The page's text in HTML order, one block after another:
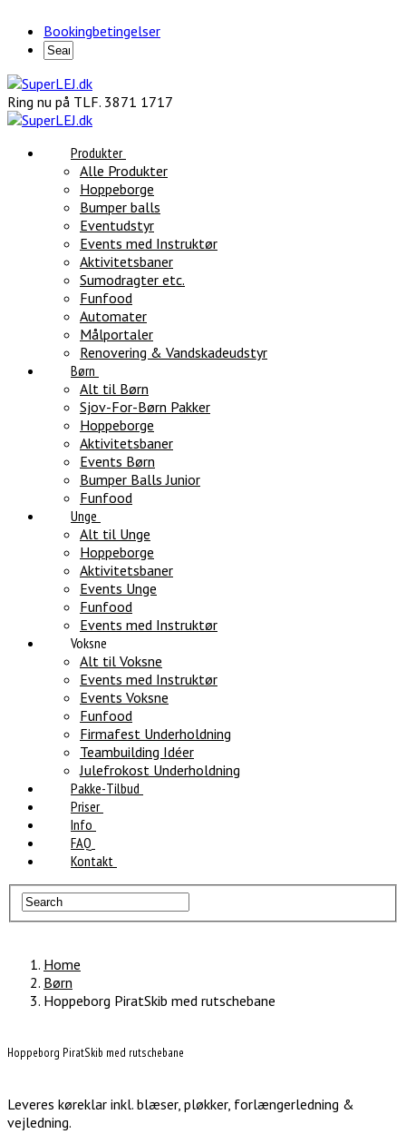
Bookingbetingelser
Ring nu på TLF. 3871 1717
Produkter
Alle Produkter
Hoppeborge
Bumper balls
Eventudstyr
Events med Instruktør
Aktivitetsbaner
Sumodragter etc.
Funfood
Automater
Målportaler
Renovering & Vandskadeudstyr
Børn
Alt til Børn
Sjov-For-Børn Pakker
Hoppeborge
Aktivitetsbaner
Events Børn
Bumper Balls Junior
Funfood
Unge
Alt til Unge
Hoppeborge
Aktivitetsbaner
Events Unge
Funfood
Events med Instruktør
Voksne
Alt til Voksne
Events med Instruktør
Events Voksne
Funfood
Firmafest Underholdning
Teambuilding Idéer
Julefrokost Underholdning
Pakke-Tilbud
Priser
Info
FAQ
Kontakt
Home
Børn
Hoppeborg PiratSkib med rutschebane
Hoppeborg PiratSkib med rutschebane
Leveres køreklar inkl. blæser, pløkker, forlængerledning &
vejledning.